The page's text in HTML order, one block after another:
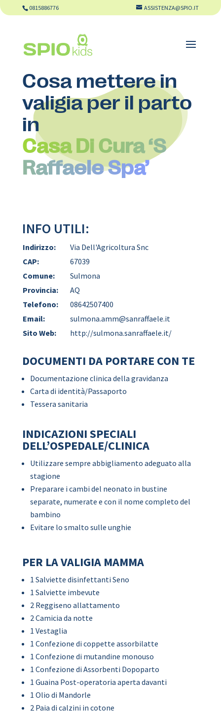
0815886776 ASSISTENZA@SPIO.IT
Cosa mettere in
valigia per il parto
in
Casa Di Cura ‘S
Raffaele Spa’
INFO UTILI:
Indirizzo:
Via Dell'Agricoltura Snc
CAP:
67039
Comune:
Sulmona
Provincia:
AQ
Telefono:
08642507400
Email:
sulmona.amm@sanraffaele.it
Sito Web:
http://sulmona.sanraffaele.it/
DOCUMENTI DA PORTARE CON TE
Documentazione clinica della gravidanza
Carta di identità/Passaporto
Tessera sanitaria
INDICAZIONI SPECIALI
DELL’OSPEDALE/CLINICA
Utilizzare sempre abbigliamento adeguato alla
stagione
Preparare i cambi del neonato in bustine
separate, numerate e con il nome completo del
bambino
Evitare lo smalto sulle unghie
PER LA VALIGIA MAMMA
1 Salviette disinfettanti Seno
1 Salviette imbevute
2 Reggiseno allattamento
2 Camicia da notte
1 Vestaglia
1 Confezione di coppette assorbilatte
1 Confezione di mutandine monouso
1 Confezione di Assorbenti Dopoparto
1 Guaina Post-operatoria aperta davanti
1 Olio di Mandorle
2 Paia di calzini in cotone